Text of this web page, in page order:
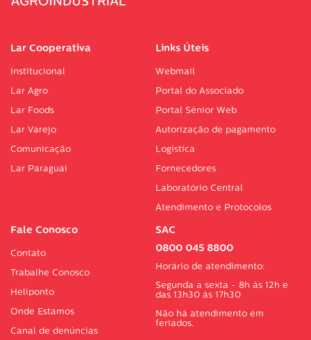
Lar Cooperativa
Institucional
Lar Agro
Lar Foods
Lar Varejo
Comunicação
Lar Paraguai
Links Úteis
Webmail
Portal do Associado
Portal Sénior Web
Autorização de pagamento
Logística
Fornecedores
Laboratório Central
Atendimento e Protocolos
Fale Conosco
Contato
Trabalhe Conosco
Heliponto
Onde Estamos
Canal de denúncias
SAC
0800 045 8800
Horário de atendimento:
Segunda a sexta - 8h às 12h e
das 13h30 às 17h30
Não há atendimento em
feriados.